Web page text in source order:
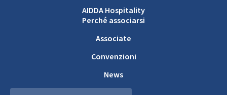
AIDDA Hospitality
Perché associarsi
Associate
Convenzioni
News